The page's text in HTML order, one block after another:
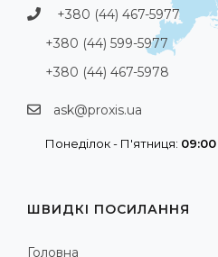
+380 (44) 467-5977
+380 (44) 599-5977
+380 (44) 467-5978
ask@proxis.ua
Понеділок - П'ятниця:
ШВИДКІ ПОСИЛАННЯ
Головна